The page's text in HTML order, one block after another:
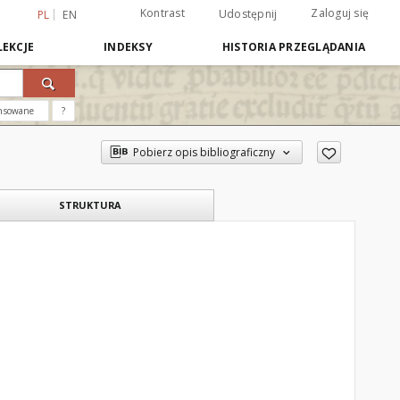
PL EN Kontrast Udostępnij Zaloguj się
INDEKSY HISTORIA PRZEGLĄDANIA
?
Pobierz opis bibliograficzny
STRUKTURA